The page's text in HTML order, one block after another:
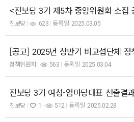
<진보당 3기 제5차 중앙위원회 소집
진보당 623 등록일 2025.03.05
정책위원회 563 등록일 2025.03.04
진보당 3기 여성-엄마당대표 선출결
진보당 1 512 등록일 2025.02.28